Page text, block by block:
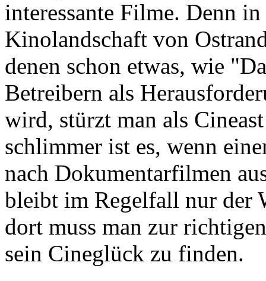
interessante Filme. Denn
Kinolandschaft von
denen schon etwas, wie
Betreibern als
wird, stürzt man als
schlimmer ist es, wenn
nach Dokumentarfilmen
bleibt im Regelfall nur der
dort muss man zur
sein Cineglück zu finden.